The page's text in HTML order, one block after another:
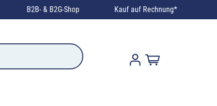
B2B- & B2G-Shop Kauf auf Rechnung*